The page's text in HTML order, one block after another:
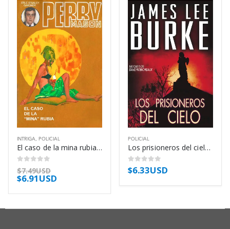
INTRIGA, POLICIAL
El caso de la mina rubia – Erle Stanley Gardner
0out of 5
$7.49USD
$6.91USD
POLICIAL
Los prisioneros del cielo – James Lee Burke
0out of 5
$6.33USD